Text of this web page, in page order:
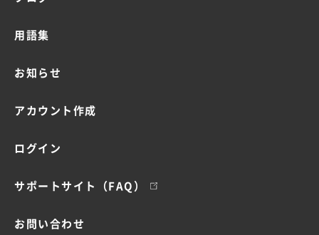
用語集
お知らせ
アカウント作成
ログイン
サポートサイト（FAQ）
お問い合わせ